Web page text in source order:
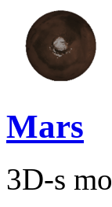
Mars
3D-s